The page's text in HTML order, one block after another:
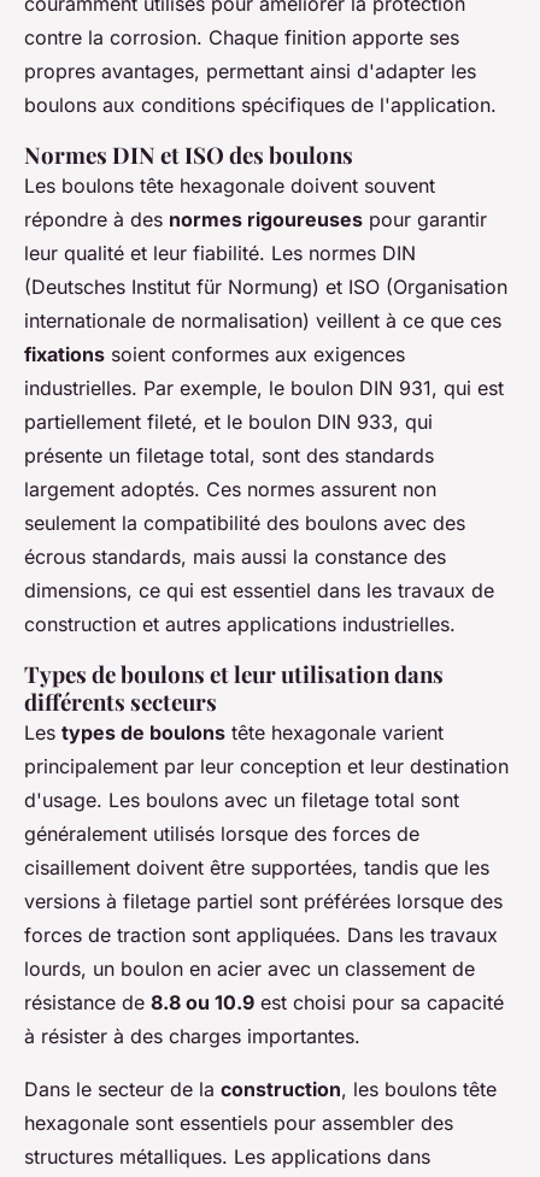
contre la corrosion. Chaque finition apporte ses
propres avantages, permettant ainsi d'adapter les
boulons aux conditions spécifiques de l'application.
Normes DIN et ISO des boulons
Les boulons tête hexagonale doivent souvent
répondre à des normes rigoureuses pour garantir
leur qualité et leur fiabilité. Les normes DIN
(Deutsches Institut für Normung) et ISO (Organisation
internationale de normalisation) veillent à ce que ces
fixations soient conformes aux exigences
industrielles. Par exemple, le boulon DIN 931, qui est
partiellement fileté, et le boulon DIN 933, qui
présente un filetage total, sont des standards
largement adoptés. Ces normes assurent non
seulement la compatibilité des boulons avec des
écrous standards, mais aussi la constance des
dimensions, ce qui est essentiel dans les travaux de
construction et autres applications industrielles.
Types de boulons et leur utilisation dans
différents secteurs
Les types de boulons tête hexagonale varient
principalement par leur conception et leur destination
d'usage. Les boulons avec un filetage total sont
généralement utilisés lorsque des forces de
cisaillement doivent être supportées, tandis que les
versions à filetage partiel sont préférées lorsque des
forces de traction sont appliquées. Dans les travaux
lourds, un boulon en acier avec un classement de
résistance de 8.8 ou 10.9 est choisi pour sa capacité
à résister à des charges importantes.
Dans le secteur de la construction, les boulons tête
hexagonale sont essentiels pour assembler des
structures métalliques. Les applications dans